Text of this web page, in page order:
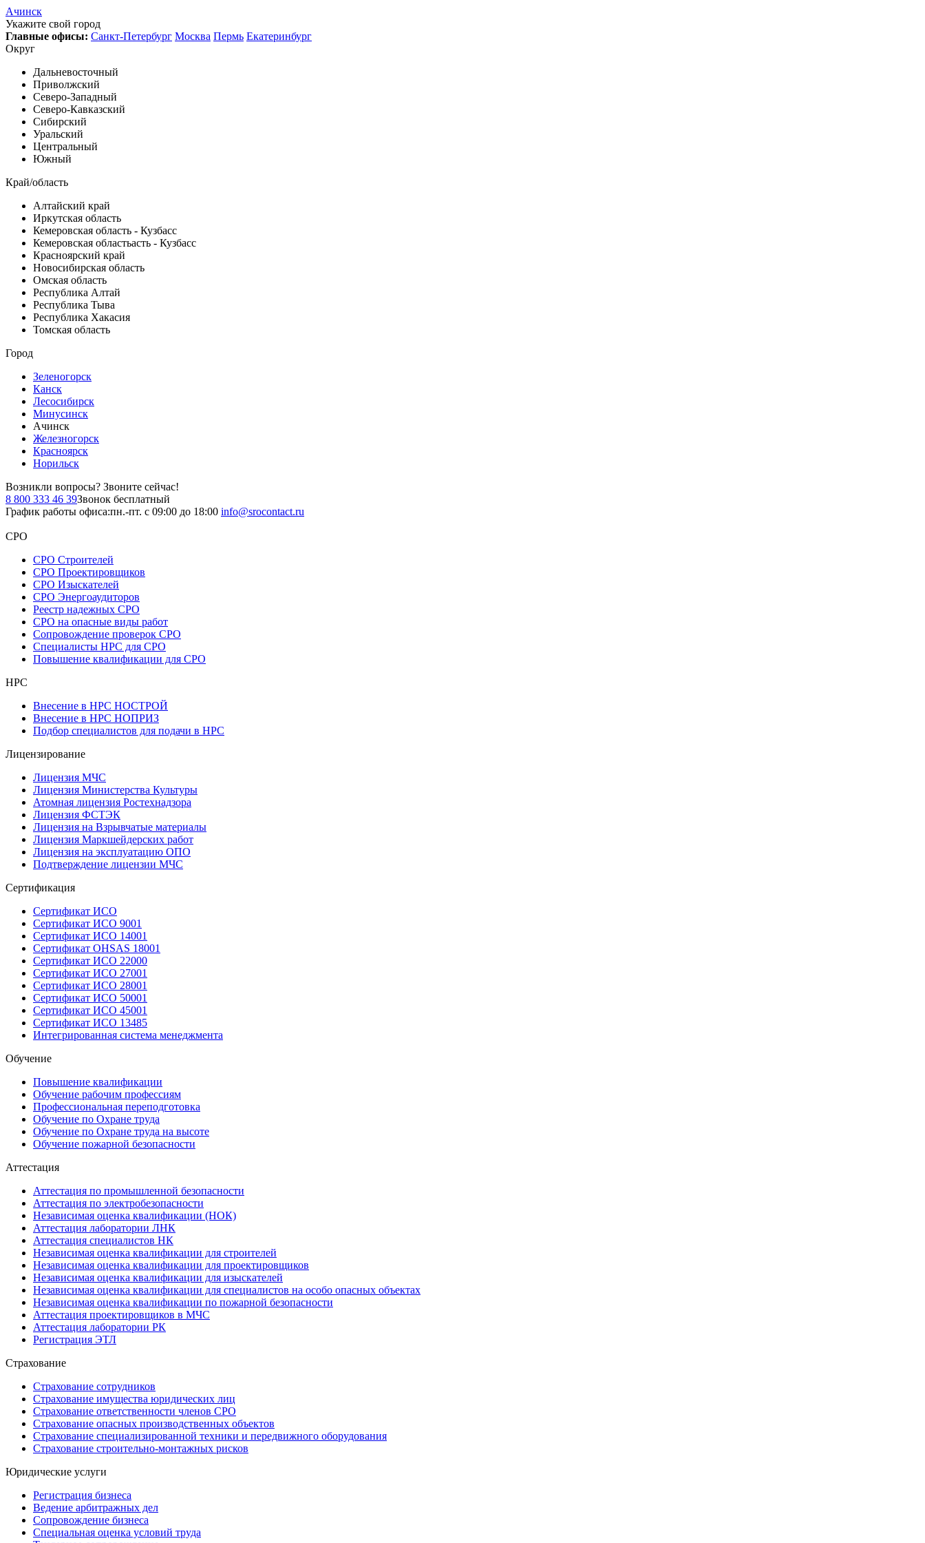
Ачинск
Укажите свой город
Главные офисы: Санкт-Петербург Москва Пермь Екатеринбург
Округ
Дальневосточный
Приволжский
Северо-Западный
Северо-Кавказский
Сибирский
Уральский
Центральный
Южный
Край/область
Алтайский край
Иркутская область
Кемеровская область - Кузбасс
Кемеровская областьасть - Кузбасс
Красноярский край
Новосибирская область
Омская область
Республика Алтай
Республика Тыва
Республика Хакасия
Томская область
Город
Зеленогорск
Канск
Лесосибирск
Минусинск
Ачинск
Железногорск
Красноярск
Норильск
Возникли вопросы? Звоните сейчас!
8 800 333 46 39Звонок бесплатный
График работы офиса:пн.-пт. с 09:00 до 18:00 info@srocontact.ru
СРО
СРО Строителей
СРО Проектировщиков
СРО Изыскателей
СРО Энергоаудиторов
Реестр надежных СРО
СРО на опасные виды работ
Сопровождение проверок СРО
Специалисты НРС для СРО
Повышение квалификации для СРО
НРС
Внесение в НРС НОСТРОЙ
Внесение в НРС НОПРИЗ
Подбор специалистов для подачи в НРС
Лицензирование
Лицензия МЧС
Лицензия Министерства Культуры
Атомная лицензия Ростехнадзора
Лицензия ФСТЭК
Лицензия на Взрывчатые материалы
Лицензия Маркшейдерских работ
Лицензия на эксплуатацию ОПО
Подтверждение лицензии МЧС
Сертификация
Сертификат ИСО
Сертификат ИСО 9001
Сертификат ИСО 14001
Сертификат OHSAS 18001
Сертификат ИСО 22000
Сертификат ИСО 27001
Сертификат ИСО 28001
Сертификат ИСО 50001
Сертификат ИСО 45001
Сертификат ИСО 13485
Интегрированная система менеджмента
Обучение
Повышение квалификации
Обучение рабочим профессиям
Профессиональная переподготовка
Обучение по Охране труда
Обучение по Охране труда на высоте
Обучение пожарной безопасности
Аттестация
Аттестация по промышленной безопасности
Аттестация по электробезопасности
Независимая оценка квалификации (НОК)
Аттестация лаборатории ЛНК
Аттестация специалистов НК
Независимая оценка квалификации для строителей
Независимая оценка квалификации для проектировщиков
Независимая оценка квалификации для изыскателей
Независимая оценка квалификации для специалистов на особо опасных объектах
Независимая оценка квалификации по пожарной безопасности
Аттестация проектировщиков в МЧС
Аттестация лаборатории РК
Регистрация ЭТЛ
Страхование
Страхование сотрудников
Страхование имущества юридических лиц
Страхование ответственности членов СРО
Страхование опасных производственных объектов
Страхование специализированной техники и передвижного оборудования
Страхование строительно-монтажных рисков
Юридические услуги
Регистрация бизнеса
Ведение арбитражных дел
Сопровождение бизнеса
Специальная оценка условий труда